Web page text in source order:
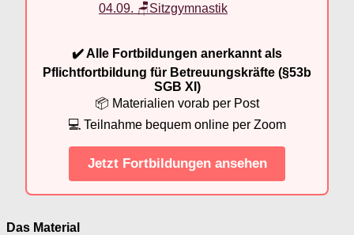
04.09. 🪑Sitzgymnastik
✔️ Alle Fortbildungen anerkannt als
Pflichtfortbildung für Betreuungskräfte (§53b
SGB XI)
📦 Materialien vorab per Post
💻 Teilnahme bequem online per Zoom
Jetzt Fortbildungen ansehen
Das Material